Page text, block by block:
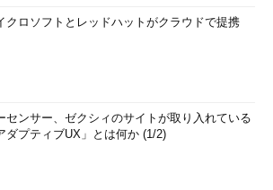
クロソフトとレッドハットがクラウドで提携
センサー、ゼクシィのサイトが取り入れている
ダプティブUX」とは何か (1/2)